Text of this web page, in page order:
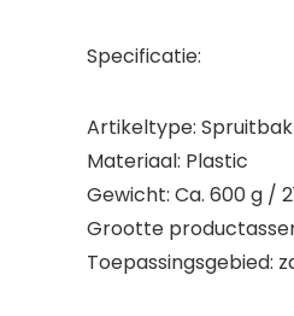
Specificatie:
Artikeltype: Spruitbak
Materiaal: Plastic
Gewicht: Ca. 600 g /
Grootte
Toepassingsgebied: